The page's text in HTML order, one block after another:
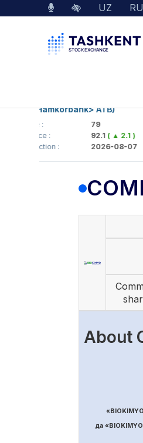
UZ RU
(<Hamkorbank> ATB)
( ▲ 2.1 )
:
2026-08-07
About
да